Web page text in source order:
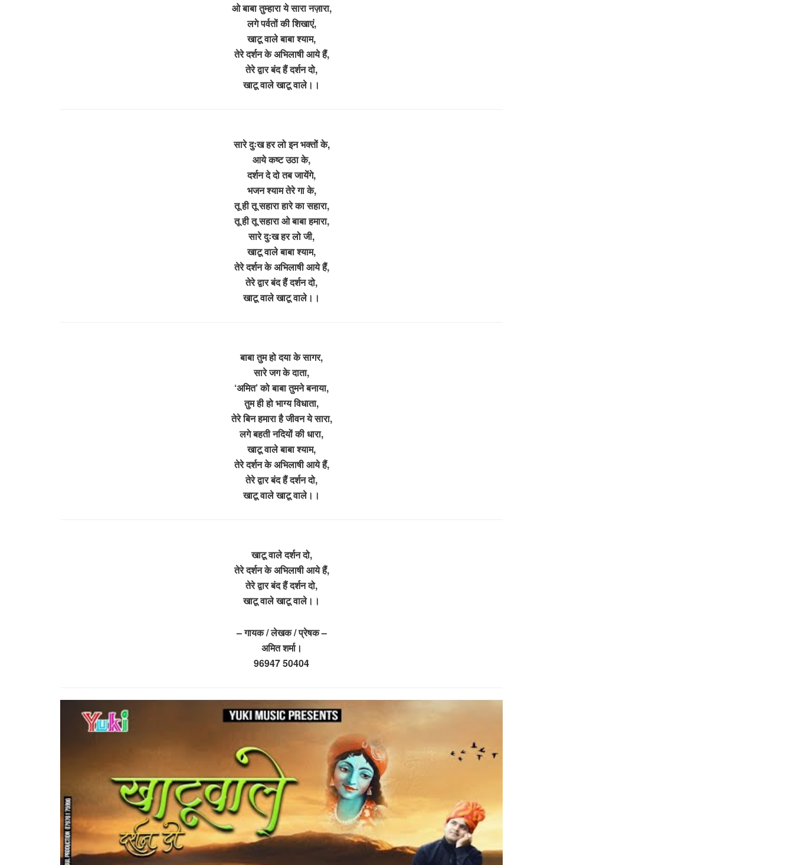
ओ बाबा तुम्हारा ये सारा नज़ारा,
लगे पर्वतों की शिखाएं,
खाटू वाले बाबा श्याम,
तेरे दर्शन के अभिलाषी आये हैं,
तेरे द्वार बंद हैं दर्शन दो,
खाटू वाले खाटू वाले।।
सारे दुःख हर लो इन भक्तों के,
आये कष्ट उठा के,
दर्शन दे दो तब जायेंगे,
भजन श्याम तेरे गा के,
तू ही तू सहारा हारे का सहारा,
तू ही तू सहारा ओ बाबा हमारा,
सारे दुःख हर लो जी,
खाटू वाले बाबा श्याम,
तेरे दर्शन के अभिलाषी आये हैं,
तेरे द्वार बंद हैं दर्शन दो,
खाटू वाले खाटू वाले।।
बाबा तुम हो दया के सागर,
सारे जग के दाता,
‘अमित’ को बाबा तुमने बनाया,
तुम ही हो भाग्य विधाता,
तेरे बिन हमारा है जीवन ये सारा,
लगे बहती नदियों की धारा,
खाटू वाले बाबा श्याम,
तेरे दर्शन के अभिलाषी आये हैं,
तेरे द्वार बंद हैं दर्शन दो,
खाटू वाले खाटू वाले।।
खाटू वाले दर्शन दो,
तेरे दर्शन के अभिलाषी आये हैं,
तेरे द्वार बंद हैं दर्शन दो,
खाटू वाले खाटू वाले।।
– गायक / लेखक / प्रेषक –
अमित शर्मा।
96947 50404